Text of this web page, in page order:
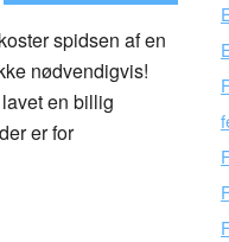
spidsen af en
nødvendigvis!
en billig
er for